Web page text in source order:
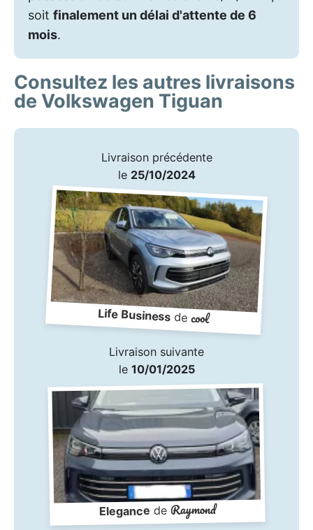
soit finalement un délai d'attente de 6
mois.
Consultez les autres livraisons
de Volkswagen Tiguan
Livraison précédente
le 25/10/2024
Life Business decool
Livraison suivante
le 10/01/2025
Elegance deRaymond